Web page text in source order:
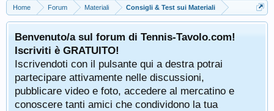
Home Forum Materiali Consigli & Test sui Materiali
Benvenuto/a sul forum di Tennis-Tavolo.com!
Iscriviti è GRATUITO!
Iscrivendoti con il pulsante qui a destra potrai
partecipare attivamente nelle discussioni,
pubblicare video e foto, accedere al mercatino e
conoscere tanti amici che condividono la tua